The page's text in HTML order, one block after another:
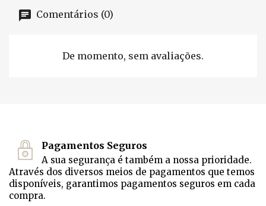
Comentários (0)
De momento, sem avaliações.
Pagamentos Seguros
A sua segurança é também a nossa prioridade.
Através dos diversos meios de pagamentos que temos
disponíveis, garantimos pagamentos seguros em cada
compra.